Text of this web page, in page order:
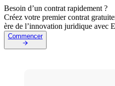
Besoin d’un contrat rapidement ?
Créez votre premier contrat
ère de l’innovation juridique avec
Commencer